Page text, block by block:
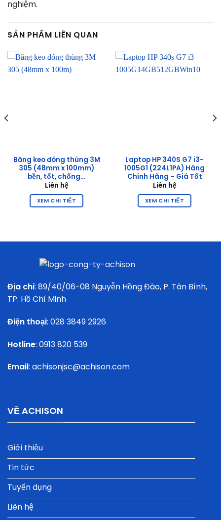
nghiệm.
SẢN PHẨM LIÊN QUAN
Băng keo đóng thùng 3M
305 (48mm x 100mm)
bền, tốt, chống…
Liên hệ
XEM CHI TIẾT
Laptop HP 340S G7 i3-
1005G1 (224L1PA) Hàng
Chính Hãng – Giá Tốt
Liên hệ
XEM CHI TIẾT
Địa chỉ: 89/40/06-08 Nguyễn Hồng Đào, P. Tân Bình,
TP. Hồ Chí Minh
Điện thoại: 028 3849 2926
Hotline: 0913 820 539
Email: achisonjsc@achison.com
VỀ ACHISON
Giới thiệu
Tin tức
Tuyển dụng
Liên hệ